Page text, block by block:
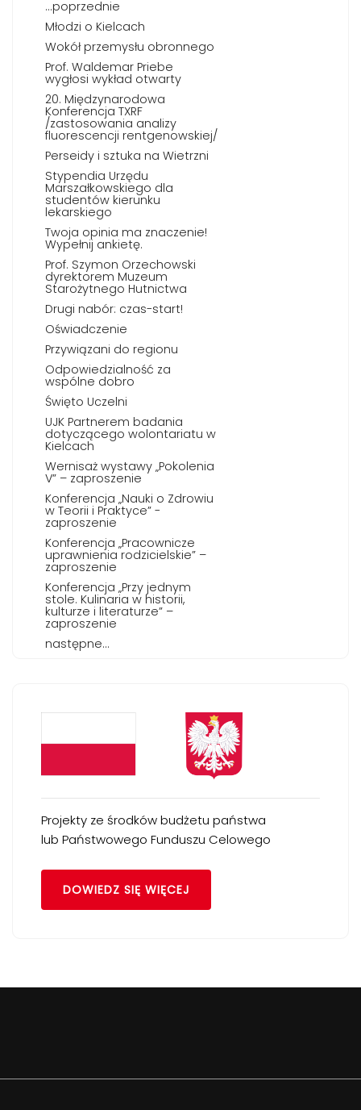
...poprzednie
Młodzi o Kielcach
Wokół przemysłu obronnego
Prof. Waldemar Priebe
wygłosi wykład otwarty
20. Międzynarodowa
Konferencja TXRF
/zastosowania analizy
fluorescencji rentgenowskiej/
Perseidy i sztuka na Wietrzni
Stypendia Urzędu
Marszałkowskiego dla
studentów kierunku
lekarskiego
Twoja opinia ma znaczenie!
Wypełnij ankietę.
Prof. Szymon Orzechowski
dyrektorem Muzeum
Starożytnego Hutnictwa
Drugi nabór: czas-start!
Oświadczenie
Przywiązani do regionu
Odpowiedzialność za
wspólne dobro
Święto Uczelni
UJK Partnerem badania
dotyczącego wolontariatu w
Kielcach
Wernisaż wystawy „Pokolenia
V” – zaproszenie
Konferencja „Nauki o Zdrowiu
w Teorii i Praktyce” -
zaproszenie
Konferencja „Pracownicze
uprawnienia rodzicielskie” –
zaproszenie
Konferencja „Przy jednym
stole. Kulinaria w historii,
kulturze i literaturze” –
zaproszenie
następne...
Projekty ze środków budżetu państwa
lub Państwowego Funduszu Celowego
DOWIEDZ SIĘ WIĘCEJ